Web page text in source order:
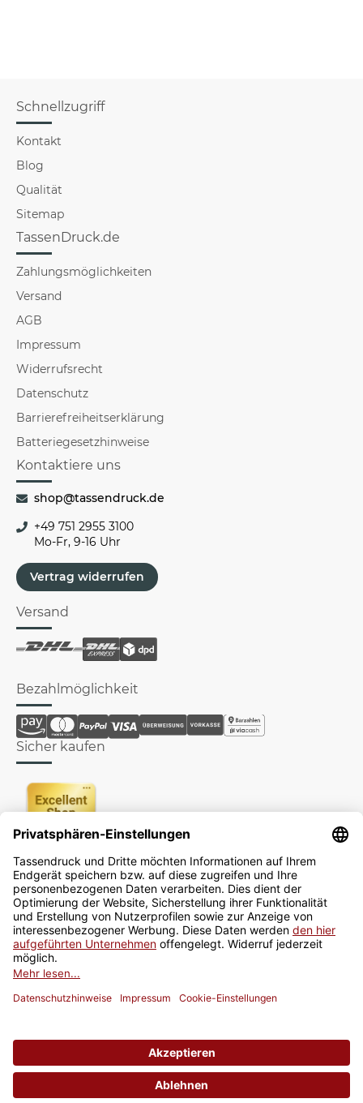
Schnellzugriff
Kontakt
Blog
Qualität
Sitemap
TassenDruck.de
Zahlungsmöglichkeiten
Versand
AGB
Impressum
Widerrufsrecht
Datenschutz
Barrierefreiheitserklärung
Batteriegesetzhinweise
Kontaktiere uns
shop@tassendruck.de
+49 751 2955 3100
Mo-Fr, 9-16 Uhr
Vertrag widerrufen
Versand
Bezahlmöglichkeit
Sicher kaufen
Newsletter